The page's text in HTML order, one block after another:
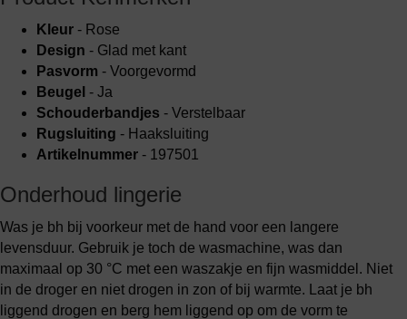
Kleur - Rose
Design - Glad met kant
Pasvorm - Voorgevormd
Beugel - Ja
Schouderbandjes - Verstelbaar
Rugsluiting - Haaksluiting
Artikelnummer - 197501
Onderhoud lingerie
Was je bh bij voorkeur met de hand voor een langere
levensduur. Gebruik je toch de wasmachine, was dan
maximaal op 30 °C met een waszakje en fijn wasmiddel. Niet
in de droger en niet drogen in zon of bij warmte. Laat je bh
liggend drogen en berg hem liggend op om de vorm te